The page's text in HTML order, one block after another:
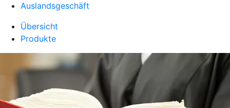
Auslandsgeschäft
Übersicht
Produkte